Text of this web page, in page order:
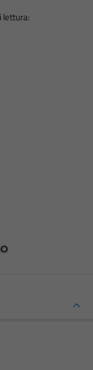
lettura: